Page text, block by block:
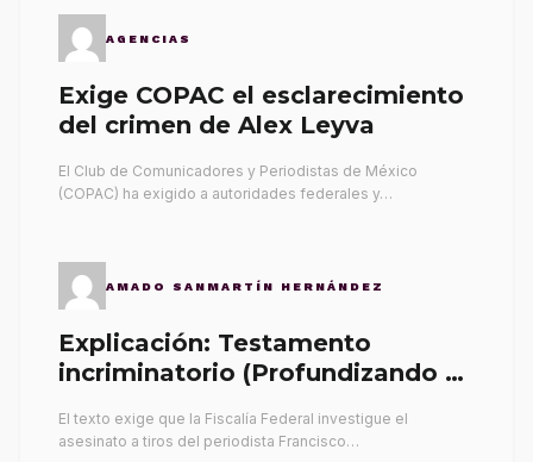
AGENCIAS
Exige COPAC el esclarecimiento
del crimen de Alex Leyva
El Club de Comunicadores y Periodistas de México
(COPAC) ha exigido a autoridades federales y…
AMADO SANMARTÍN HERNÁNDEZ
Explicación: Testamento
incriminatorio (Profundizando su
El texto exige que la Fiscalía Federal investigue el
asesinato a tiros del periodista Francisco…